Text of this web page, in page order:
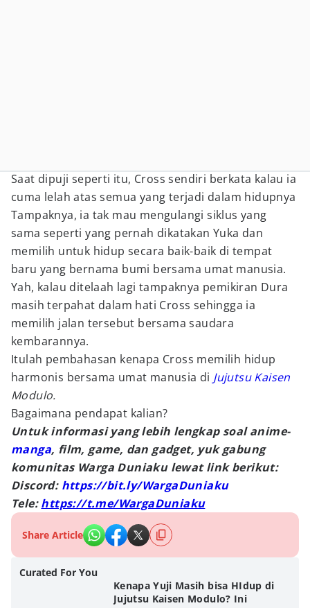
Saat dipuji seperti itu, Cross sendiri berkata kalau ia
cuma lelah atas semua yang terjadi dalam hidupnya
Tampaknya, ia tak mau mengulangi siklus yang
sama seperti yang pernah dikatakan Yuka dan
memilih untuk hidup secara baik-baik di tempat
baru yang bernama bumi bersama umat manusia.
Yah, kalau ditelaah lagi tampaknya pemikiran Dura
masih terpahat dalam hati Cross sehingga ia
memilih jalan tersebut bersama saudara
kembarannya.
Itulah pembahasan kenapa Cross memilih hidup
harmonis bersama umat manusia di Jujutsu Kaisen
Modulo.
Bagaimana pendapat kalian?
Untuk informasi yang lebih lengkap soal anime-
manga, film, game, dan gadget, yuk gabung
komunitas Warga Duniaku lewat link berikut:
Discord: https://bit.ly/WargaDuniaku
Tele:https://t.me/WargaDuniaku
Share Article
Curated For You
Kenapa Yuji Masih bisa HIdup di
Jujutsu Kaisen Modulo? Ini